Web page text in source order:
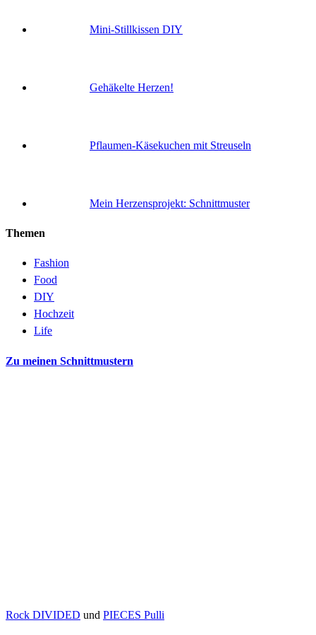
Mini-Stillkissen DIY
Gehäkelte Herzen!
Pflaumen-Käsekuchen mit Streuseln
Mein Herzensprojekt: Schnittmuster
Themen
Fashion
Food
DIY
Hochzeit
Life
Zu meinen Schnittmustern
Rock DIVIDED und PIECES Pulli